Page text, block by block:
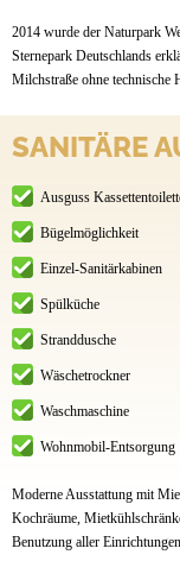
2014 wurde der Naturpark
Sternepark Deutschlands
Milchstraße ohne technische
SANITÄRE
Ausguss
Bügelmöglichkeit
Einzel-Sanitärkabinen
Spülküche
Stranddusche
Wäschetrockner
Waschmaschine
Wohnmobil-Entsorgung
Moderne Ausstattung mit
Kochräume,
Benutzung aller